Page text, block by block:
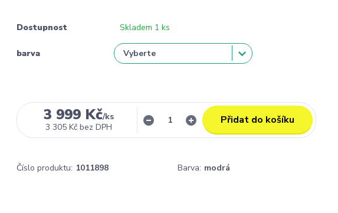
Dostupnost Skladem 1 ks
barva
3 999 Kč/ks
3 305 Kč bez DPH
Přidat do košíku
Číslo produktu: 1011898 Barva: modrá